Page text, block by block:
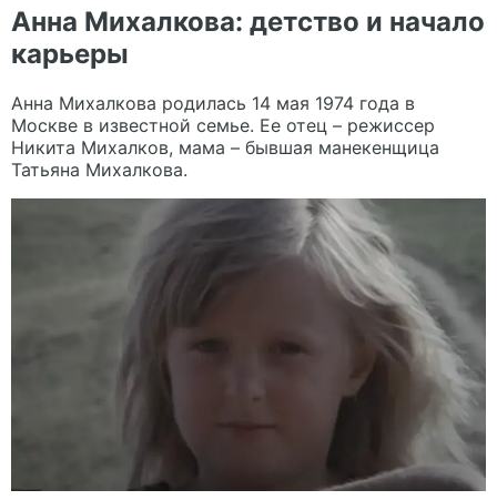
Анна Михалкова: детство и начало
карьеры
Анна Михалкова родилась 14 мая 1974 года в
Москве в известной семье. Ее отец – режиссер
Никита Михалков, мама – бывшая манекенщица
Татьяна Михалкова.